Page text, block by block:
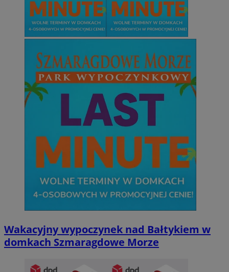
Wakacyjny wypoczynek nad Bałtykiem w
domkach Szmaragdowe Morze